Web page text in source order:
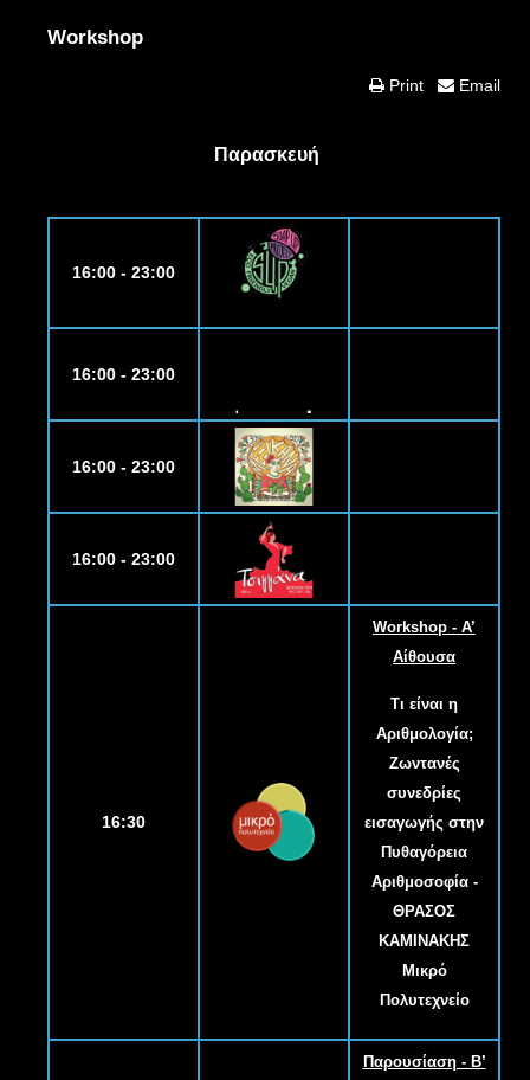
Workshop
Print Email
Παρασκευή
16:00 - 23:00
16:00 - 23:00
16:00 - 23:00
16:00 - 23:00
16:30
Workshop - Α’
Αίθουσα
Τι είναι η
Αριθμολογία;
Ζωντανές
συνεδρίες
εισαγωγής στην
Πυθαγόρεια
Αριθμοσοφία -
ΘΡΑΣΟΣ
ΚΑΜΙΝΑΚΗΣ
Μικρό
Πολυτεχνείο
Παρουσίαση - B’